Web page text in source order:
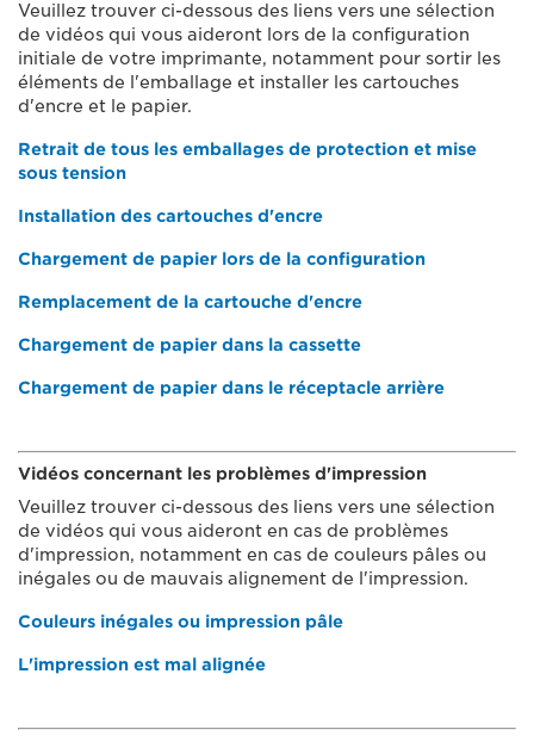
Veuillez trouver ci-dessous des liens vers une sélection
de vidéos qui vous aideront lors de la configuration
initiale de votre imprimante, notamment pour sortir les
éléments de l'emballage et installer les cartouches
d'encre et le papier.
Retrait de tous les emballages de protection et mise
sous tension
Installation des cartouches d'encre
Chargement de papier lors de la configuration
Remplacement de la cartouche d'encre
Chargement de papier dans la cassette
Chargement de papier dans le réceptacle arrière
Vidéos concernant les problèmes d'impression
Veuillez trouver ci-dessous des liens vers une sélection
de vidéos qui vous aideront en cas de problèmes
d'impression, notamment en cas de couleurs pâles ou
inégales ou de mauvais alignement de l'impression.
Couleurs inégales ou impression pâle
L'impression est mal alignée